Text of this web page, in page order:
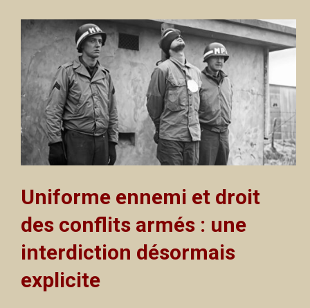
Uniforme ennemi et droit
des conflits armés : une
interdiction désormais
explicite